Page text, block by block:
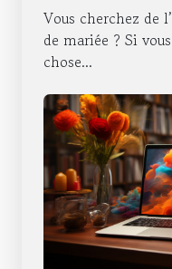
battre votre
de l'année
Vous cherchez de
de mariée ? Si
chose...